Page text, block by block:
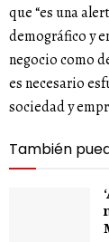
que “es una
demográfico y
negocio como
es necesario
sociedad y
También